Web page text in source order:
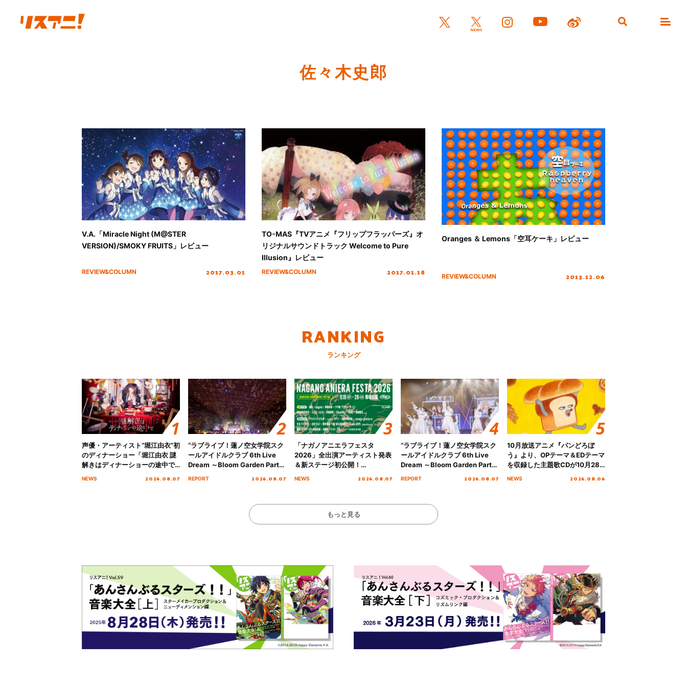
佐々木史郎
V.A.「Miracle Night (M@STER
VERSION)/SMOKY FRUITS」レビュー
REVIEW&COLUMN 2017.03.01
TO-MAS『TVアニメ『フリップフラッパーズ』オ
リジナルサウンドトラック Welcome to Pure
Illusion』レビュー
REVIEW&COLUMN 2017.01.18
Oranges ＆ Lemons「空耳ケーキ」レビュー
REVIEW&COLUMN 2013.12.06
RANKING
ランキング
声優・アーティスト“堀江由衣”初
のディナーショー「堀江由衣 謎
解きはディナーショーの途中で
NEWS 2026.08.07
“ラブライブ！蓮ノ空女学院スク
ールアイドルクラブ 6th Live
Dream ～Bloom Garden Party
REPORT 2026.08.07
「ナガノアニエラフェスタ
2026」全出演アーティスト発表
＆新ステージ初公開！
NEWS 2026.08.07
“ラブライブ！蓮ノ空女学院スク
ールアイドルクラブ 6th Live
Dream ～Bloom Garden Party
REPORT 2026.08.07
10月放送アニメ『パンどろぼ
う』より、OPテーマ＆EDテーマ
を収録した主題歌CDが10月28
NEWS 2026.08.06
もっと見る